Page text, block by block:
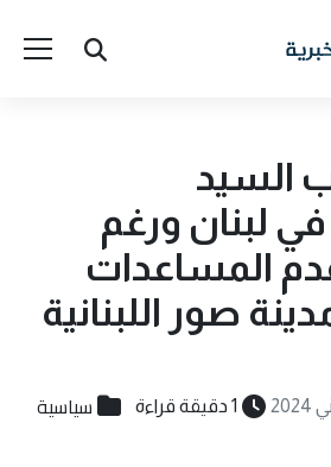
السيد
لبنان ورغم
المساعدات
صور اللبنانية
1 دقيقة قراءة سياسية